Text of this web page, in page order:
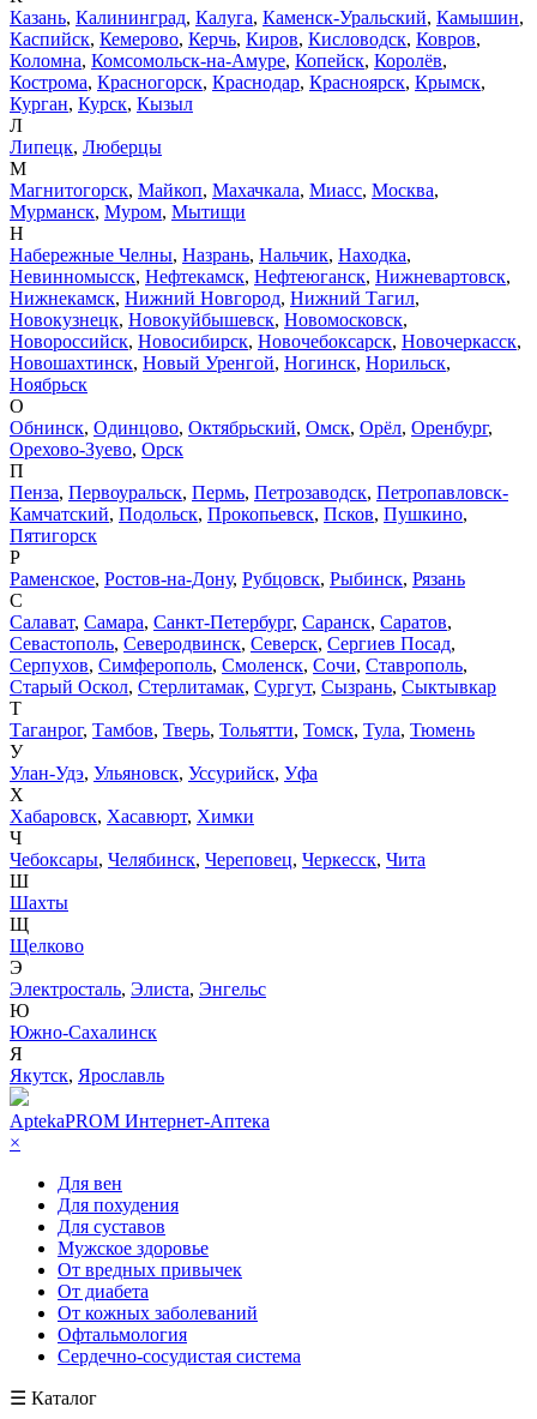
Казань, Калининград, Калуга, Каменск-Уральский, Камышин,
Каспийск, Кемерово, Керчь, Киров, Кисловодск, Ковров,
Коломна, Комсомольск-на-Амуре, Копейск, Королёв,
Кострома, Красногорск, Краснодар, Красноярск, Крымск,
Курган, Курск, Кызыл
Л
Липецк, Люберцы
М
Магнитогорск, Майкоп, Махачкала, Миасс, Москва,
Мурманск, Муром, Мытищи
Н
Набережные Челны, Назрань, Нальчик, Находка,
Невинномысск, Нефтекамск, Нефтеюганск, Нижневартовск,
Нижнекамск, Нижний Новгород, Нижний Тагил,
Новокузнецк, Новокуйбышевск, Новомосковск,
Новороссийск, Новосибирск, Новочебоксарск, Новочеркасск,
Новошахтинск, Новый Уренгой, Ногинск, Норильск,
Ноябрьск
О
Обнинск, Одинцово, Октябрьский, Омск, Орёл, Оренбург,
Орехово-Зуево, Орск
П
Пенза, Первоуральск, Пермь, Петрозаводск, Петропавловск-
Камчатский, Подольск, Прокопьевск, Псков, Пушкино,
Пятигорск
Р
Раменское, Ростов-на-Дону, Рубцовск, Рыбинск, Рязань
С
Салават, Самара, Санкт-Петербург, Саранск, Саратов,
Севастополь, Северодвинск, Северск, Сергиев Посад,
Серпухов, Симферополь, Смоленск, Сочи, Ставрополь,
Старый Оскол, Стерлитамак, Сургут, Сызрань, Сыктывкар
Т
Таганрог, Тамбов, Тверь, Тольятти, Томск, Тула, Тюмень
У
Улан-Удэ, Ульяновск, Уссурийск, Уфа
Х
Хабаровск, Хасавюрт, Химки
Ч
Чебоксары, Челябинск, Череповец, Черкесск, Чита
Ш
Шахты
Щ
Щелково
Э
Электросталь, Элиста, Энгельс
Ю
Южно-Сахалинск
Я
Якутск, Ярославль
AptekaPROM Интернет-Аптека
×
Для вен
Для похудения
Для суставов
Мужское здоровье
От вредных привычек
От диабета
От кожных заболеваний
Офтальмология
Сердечно-сосудистая система
☰ Каталог